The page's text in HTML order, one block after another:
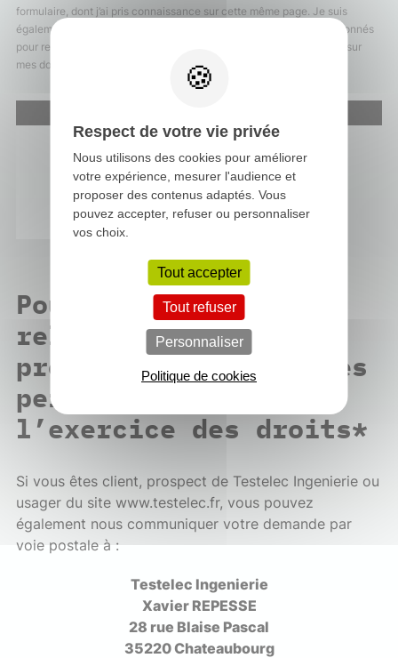
formulaire, dont j’ai pris connaissance sur cette même page. Je suis
également informé(e) de la possibilité et des moyens qui me sont donnés
pour retirer ce consentement à tout moment, ou exercer mes droits sur
mes données personnelles."
Pour toute question
relative à la
protection des données
personnelles et à
l’exercice des droits*
Si vous êtes client, prospect de Testelec Ingenierie ou
usager du site www.testelec.fr, vous pouvez
également nous communiquer votre demande par
voie postale à :
Testelec Ingenierie
Xavier REPESSE
28 rue Blaise Pascal
35220 Chateaubourg
Respect de votre vie privée
Nous utilisons des cookies pour améliorer
votre expérience, mesurer l'audience et
proposer des contenus adaptés. Vous
pouvez accepter, refuser ou personnaliser
vos choix.
Tout accepter
Tout refuser
Personnaliser
Politique de cookies